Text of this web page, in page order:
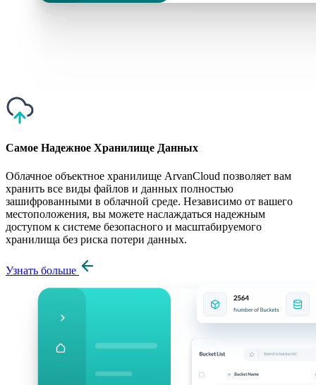
Самое Надежное Хранилище Данных
Облачное объектное хранилище ArvanCloud позволяет вам
хранить все виды файлов и данных полностью
зашифрованными в облачной среде. Независимо от вашего
местоположения, вы можете наслаждаться надежным
доступом к системе безопасного и масштабируемого
хранилища без риска потери данных.
Узнать больше